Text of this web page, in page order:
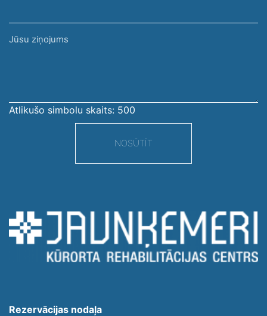
Jūsu
Atlikušo simbolu skaits: 500
NOSŪTĪT
Rezervācijas nodaļa